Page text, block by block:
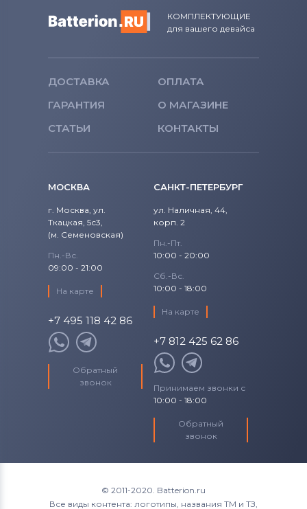
КОМПЛЕКТУЮЩИЕ
для вашего девайса
ДОСТАВКА
ОПЛАТА
ГАРАНТИЯ
О МАГАЗИНЕ
СТАТЬИ
КОНТАКТЫ
МОСКВА
г. Москва, ул.
Ткацкая, 5с3,
(м. Семеновская)
Пн.-Вс.
09:00 - 21:00
На карте
+7 495 118 42 86
Обратный
звонок
САНКТ-ПЕТЕРБУРГ
ул. Наличная, 44,
корп. 2
Пн.-Пт.
10:00 - 20:00
Сб.-Вс.
10:00 - 18:00
На карте
+7 812 425 62 86
Принимаем звонки с
10:00 - 18:00
Обратный
звонок
© 2011-2020. Batterion.ru
Все виды контента: логотипы, названия ТМ и ТЗ,